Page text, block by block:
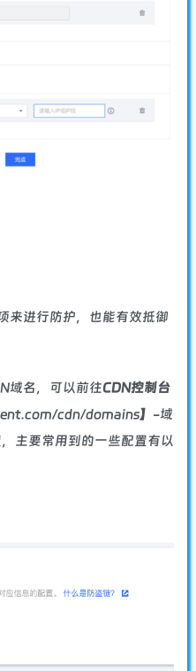
来进行防护，也能有效抵御
域名，可以前往CDN控制台
cdn/domains】-域
主要常用到的一些配置有以